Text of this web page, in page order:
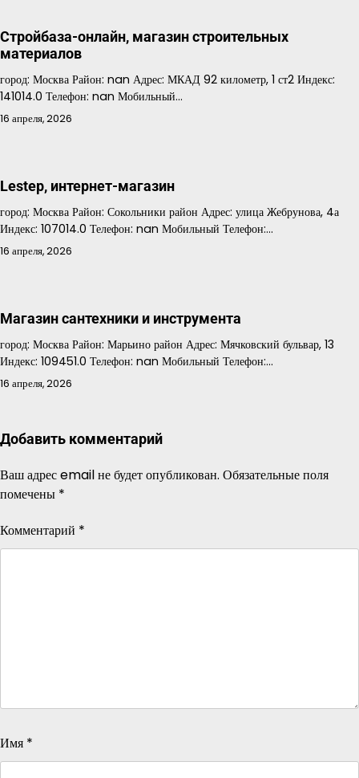
Стройбаза-онлайн, магазин строительных
материалов
город: Москва Район: nan Адрес: МКАД 92 километр, 1 ст2 Индекс:
141014.0 Телефон: nan Мобильный…
16 апреля, 2026
Lestep, интернет-магазин
город: Москва Район: Сокольники район Адрес: улица Жебрунова, 4а
Индекс: 107014.0 Телефон: nan Мобильный Телефон:…
16 апреля, 2026
Магазин сантехники и инструмента
город: Москва Район: Марьино район Адрес: Мячковский бульвар, 13
Индекс: 109451.0 Телефон: nan Мобильный Телефон:…
16 апреля, 2026
Добавить комментарий
Ваш адрес email не будет опубликован. Обязательные поля
помечены *
Комментарий *
Имя *